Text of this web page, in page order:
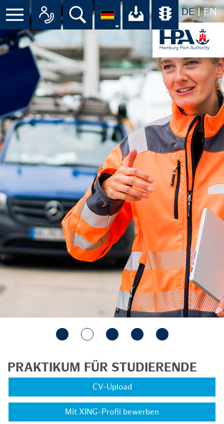
DE EN
Menü Alle Ansprechpartner im
Suche Ihr Download-
PRAKTIKUM FÜR STUDIERENDE
CV-Upload
Mit XING-Profil bewerben